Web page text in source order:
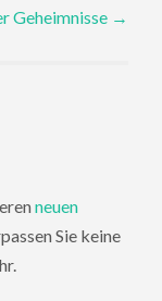
Geheimnisse →
neuen
Sie keine